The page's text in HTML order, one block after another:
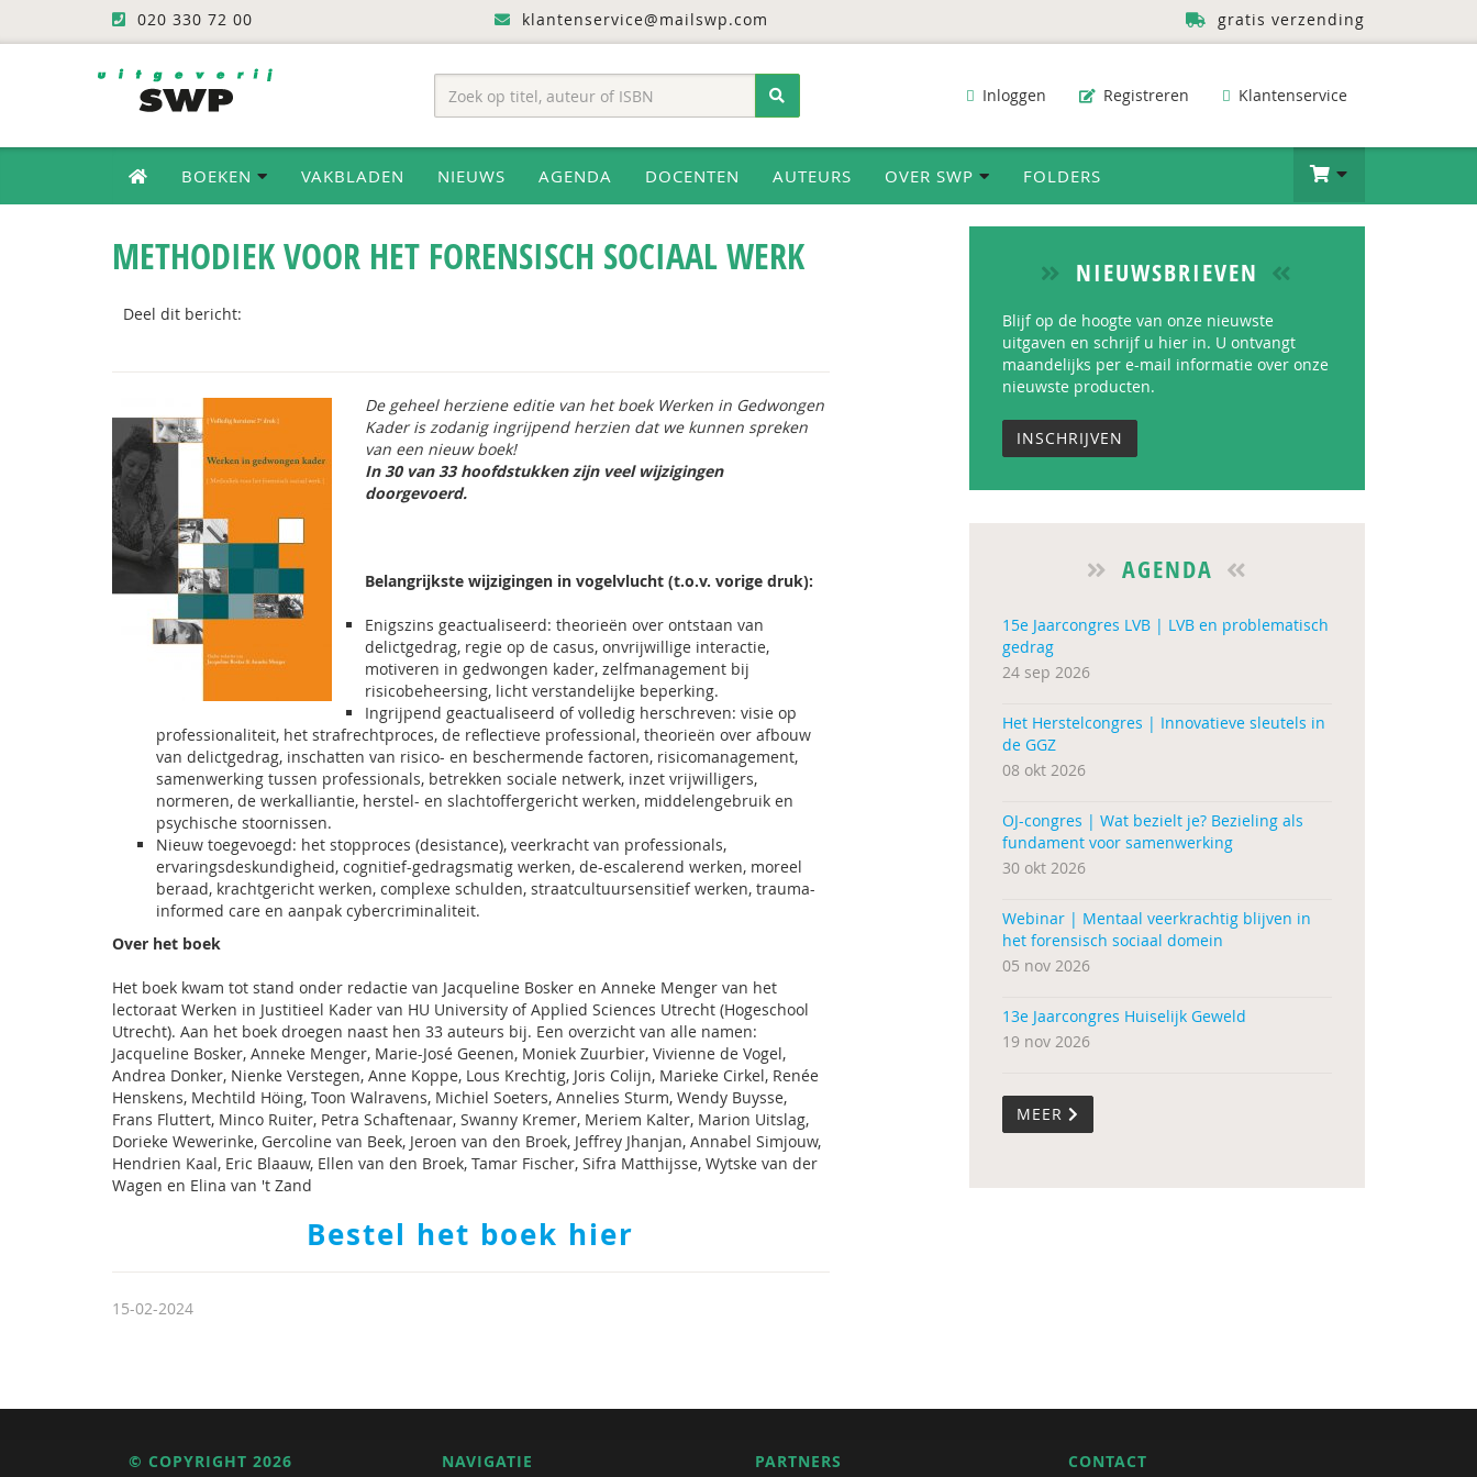
020 330 72 00 klantenservice@mailswp.com gratis verzending
Inloggen Registreren Klantenservice
BOEKEN VAKBLADEN NIEUWS AGENDA DOCENTEN AUTEURS OVER SWP FOLDERS
METHODIEK VOOR HET FORENSISCH SOCIAAL WERK
Deel dit bericht:
De geheel herziene editie van het boek Werken in Gedwongen
Kaderis zodanig ingrijpend herzien dat we kunnen spreken
van een nieuw boek!
In 30 van 33 hoofdstukken zijn veel wijzigingen
doorgevoerd.
Belangrijkste wijzigingen in vogelvlucht (t.o.v. vorige druk):
Enigszins geactualiseerd: theorieën over ontstaan van
delictgedrag, regie op de casus, onvrijwillige interactie,
motiveren in gedwongen kader, zelfmanagement bij
risicobeheersing, licht verstandelijke beperking.
Ingrijpend geactualiseerd of volledig herschreven: visie op
professionaliteit, het strafrechtproces, de reflectieve professional, theorieën over afbouw
van delictgedrag, inschatten van risico- en beschermende factoren, risicomanagement,
samenwerking tussen professionals, betrekken sociale netwerk, inzet vrijwilligers,
normeren, de werkalliantie, herstel- en slachtoffergericht werken, middelengebruik en
psychische stoornissen.
Nieuw toegevoegd: het stopproces (desistance), veerkracht van professionals,
ervaringsdeskundigheid, cognitief-gedragsmatig werken, de-escalerend werken, moreel
beraad, krachtgericht werken, complexe schulden, straatcultuursensitief werken, trauma-
informed care en aanpak cybercriminaliteit.
Over het boek
Het boek kwam tot stand onder redactie van Jacqueline Bosker en Anneke Menger van het
lectoraat Werken in Justitieel Kader van HU University of Applied Sciences Utrecht (Hogeschool
Utrecht). Aan het boek droegen naast hen 33 auteurs bij. Een overzicht van alle namen:
Jacqueline Bosker, Anneke Menger, Marie-José Geenen, Moniek Zuurbier, Vivienne de Vogel,
Andrea Donker, Nienke Verstegen, Anne Koppe, Lous Krechtig, Joris Colijn, Marieke Cirkel, Renée
Henskens, Mechtild Höing, Toon Walravens, Michiel Soeters, Annelies Sturm, Wendy Buysse,
Frans Fluttert, Minco Ruiter, Petra Schaftenaar, Swanny Kremer, Meriem Kalter, Marion Uitslag,
Dorieke Wewerinke, Gercoline van Beek, Jeroen van den Broek, Jeffrey Jhanjan, Annabel Simjouw,
Hendrien Kaal, Eric Blaauw, Ellen van den Broek, Tamar Fischer, Sifra Matthijsse, Wytske van der
Wagen en Elina van 't Zand
Bestel het boek hier
15-02-2024
NIEUWSBRIEVEN
Blijf op de hoogte van onze nieuwste
uitgaven en schrijf u hier in. U ontvangt
maandelijks per e-mail informatie over onze
nieuwste producten.
INSCHRIJVEN
AGENDA
15e Jaarcongres LVB | LVB en problematisch
gedrag
24 sep 2026
Het Herstelcongres | Innovatieve sleutels in
de GGZ
08 okt 2026
OJ-congres | Wat bezielt je? Bezieling als
fundament voor samenwerking
30 okt 2026
Webinar | Mentaal veerkrachtig blijven in
het forensisch sociaal domein
05 nov 2026
13e Jaarcongres Huiselijk Geweld
19 nov 2026
MEER
© COPYRIGHT 2026 NAVIGATIE PARTNERS CONTACT